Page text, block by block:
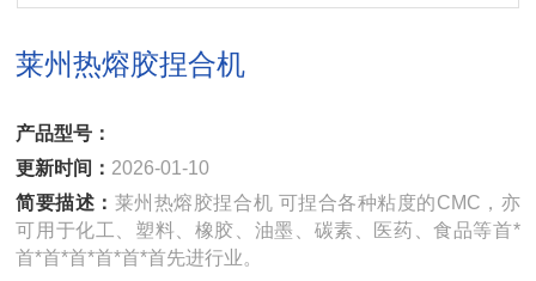
莱州热熔胶捏合机
产品型号：
更新时间： 2026-01-10
简要描述： 莱州热熔胶捏合机 可捏合各种粘度的CMC，亦
可用于化工、塑料、橡胶、油墨、碳素、医药、食品等首*
首*首*首*首*首*首先进行业。